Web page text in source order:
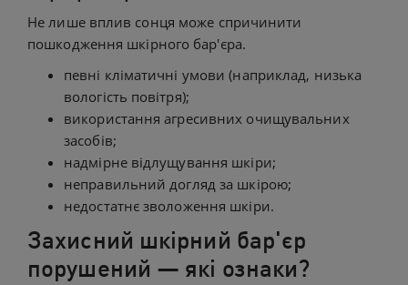
Не лише вплив сонця може спричинити
пошкодження шкірного бар'єра.
певні кліматичні умови (наприклад, низька
вологість повітря);
використання агресивних очищувальних
засобів;
надмірне відлущування шкіри;
неправильний догляд за шкірою;
недостатнє зволоження шкіри.
Захисний шкірний бар'єр
порушений — які ознаки?